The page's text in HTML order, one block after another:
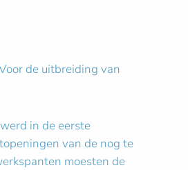
de uitbreiding van
in de eerste
van de nog te
moesten de